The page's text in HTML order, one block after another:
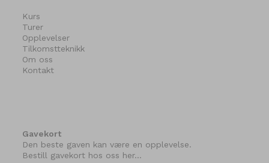
Kurs
Turer
Opplevelser
Tilkomstteknikk
Om oss
Kontakt
Gavekort
Den beste gaven kan være en opplevelse.
Bestill gavekort hos oss her…